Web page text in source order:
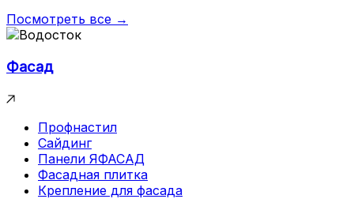
Посмотреть все →
Фасад
Профнастил
Сайдинг
Панели ЯФАСАД
Фасадная плитка
Крепление для фасада